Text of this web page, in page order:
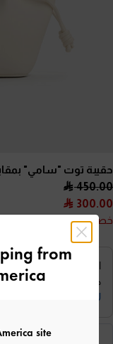
حقيبة توت "سامي"
450.00
300.00
خصم 33%
from
site